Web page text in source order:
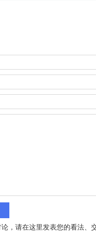
，请在这里发表您的看法、